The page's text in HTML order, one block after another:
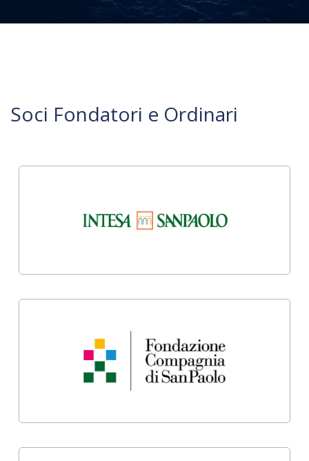
Soci Fondatori e Ordinari